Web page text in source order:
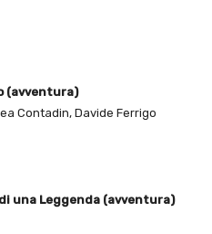
(avventura)
Contadin, Davide Ferrigo
una Leggenda (avventura)